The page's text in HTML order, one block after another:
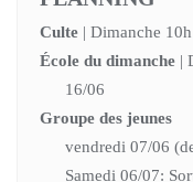
Culte | Dimanche 10h
École du dimanche |
16/06
Groupe des jeunes
vendredi 07/06
Samedi 06/07: